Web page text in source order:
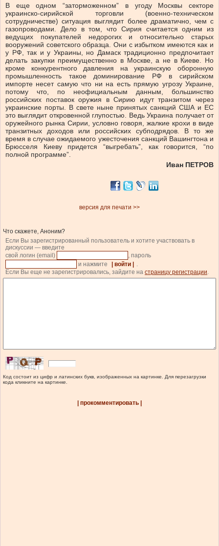
В еще одном “заторможенном” в угоду Москвы секторе
украинско-сирийской торговли (военно-техническом
сотрудничестве) ситуация выглядит более драматично, чем с
газопроводами. Дело в том, что Сирия считается одним из
ведущих покупателей недорогих и относительно старых
вооружений советского образца. Они с избытком имеются как и
у РФ, так и у Украины, но Дамаск традиционно предпочитает
делать закупки преимущественно в Москве, а не в Киеве. Но
кроме конкурентного давления на украинскую оборонную
промышленность такое доминирование РФ в сирийском
импорте несет самую что ни на есть прямую угрозу Украине,
потому что, по неофициальным данным, большинство
российских поставок оружия в Сирию идут транзитом через
украинские порты. В свете ныне принятых санкций США и ЕС
это выглядит откровенной глупостью. Ведь Украина получает от
оружейного рынка Сирии, условно говоря, жалкие крохи в виде
транзитных доходов или российских субподрядов. В то же
время в случае ожидаемого ужесточения санкций Вашингтона и
Брюсселя Киеву придется “выгребать”, как говорится, “по
полной программе”.
Иван ПЕТРОВ
версия для печати >>
Что скажете, Аноним?
Если Вы зарегистрированный пользователь и хотите участвовать в
дискуссии — введите
свой логин (email)
, пароль
и нажмите
| войти |
.
Если Вы еще не зарегистрировались, зайдите на страницу регистрации.
Код состоит из цифр и латинских букв, изображенных на картинке. Для перезагрузки
кода кликните на картинке.
| прокомментировать |